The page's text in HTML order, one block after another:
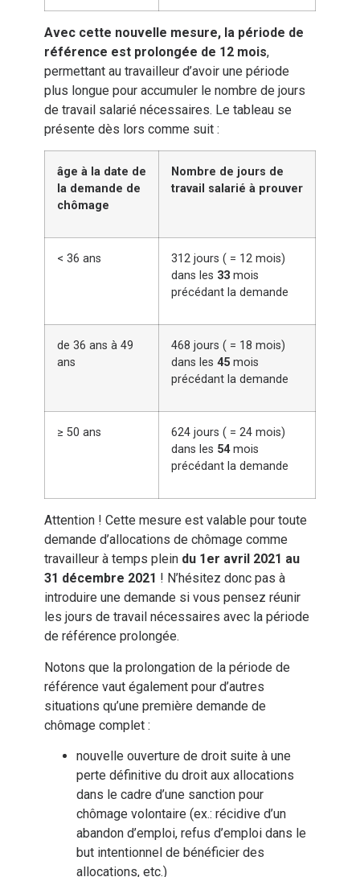
Avec cette nouvelle mesure, la période de
référence est prolongée de 12 mois,
permettant au travailleur d’avoir une période
plus longue pour accumuler le nombre de jours
de travail salarié nécessaires. Le tableau se
présente dès lors comme suit :
âge à la date de
la demande de
chômage
Nombre de jours de
travail salarié à prouver
< 36 ans
312 jours ( = 12 mois)
dans les 33 mois
précédant la demande
de 36 ans à 49
ans
468 jours ( = 18 mois)
dans les 45 mois
précédant la demande
≥ 50 ans
624 jours ( = 24 mois)
dans les 54mois
précédant la demande
Attention ! Cette mesure est valable pour toute
demande d’allocations de chômage comme
travailleur à temps plein du 1er avril 2021 au
31 décembre 2021 ! N’hésitez donc pas à
introduire une demande si vous pensez réunir
les jours de travail nécessaires avec la période
de référence prolongée.
Notons que la prolongation de la période de
référence vaut également pour d’autres
situations qu’une première demande de
chômage complet :
nouvelle ouverture de droit suite à une
perte définitive du droit aux allocations
dans le cadre d’une sanction pour
chômage volontaire (ex.: récidive d’un
abandon d’emploi, refus d’emploi dans le
but intentionnel de bénéficier des
allocations, etc.)